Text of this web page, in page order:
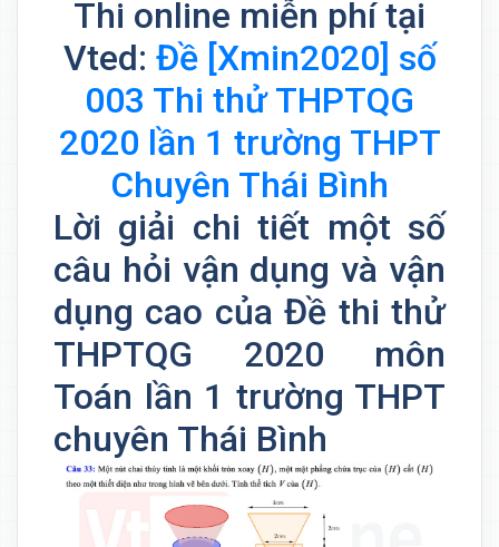
Thi online miễn phí tại
Vted: Đề [Xmin2020] số
003 Thi thử THPTQG
2020 lần 1 trường THPT
Chuyên Thái Bình
Lời giải chi tiết một số
câu hỏi vận dụng và vận
dụng cao của Đề thi thử
THPTQG 2020 môn
Toán lần 1 trường THPT
chuyên Thái Bình